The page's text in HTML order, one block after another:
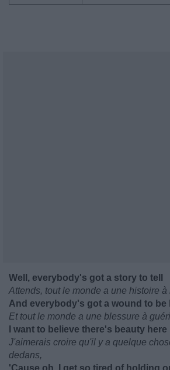
Well, everybody's got a story to tell
Attends, tout le monde a une histoire à
And everybody's got a wound to be
Et tout le monde a une blessure à
I want to believe there's beauty here
J'aimerais croire qu'il y a quelque
dedans,
'Cause oh, I get so tired of holding